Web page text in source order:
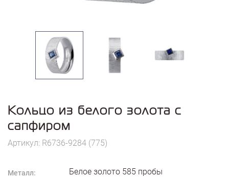
Кольцо из белого золота с
сапфиром
Артикул: R6736-9284 (775)
Металл: Белое золото 585 пробы